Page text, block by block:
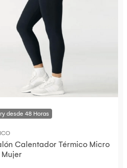
Calentador Térmico Micro